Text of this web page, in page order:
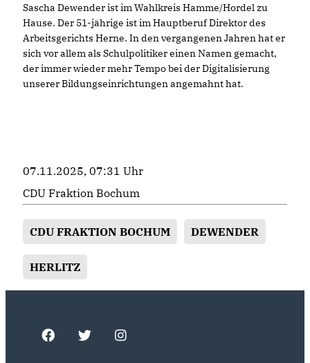
Sascha Dewender ist im Wahlkreis Hamme/Hordel zu
Hause. Der 51-jährige ist im Hauptberuf Direktor des
Arbeitsgerichts Herne. In den vergangenen Jahren hat er
sich vor allem als Schulpolitiker einen Namen gemacht,
der immer wieder mehr Tempo bei der Digitalisierung
unserer Bildungseinrichtungen angemahnt hat.
07.11.2025, 07:31 Uhr
CDU Fraktion Bochum
CDU FRAKTION BOCHUM DEWENDER
HERLITZ